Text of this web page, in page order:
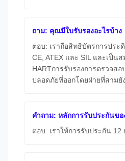
ถาม: คุณมีใบรับรองอะไรบ้าง
ตอบ: เราถือสิทธิบัตรการประ
CE, ATEX และ SIL และเป็น
HARTการรับรองการตรวจส
ปลอดภัยที่ออกโดยฝ่ายที่สามยั
คําถาม: หลักการรับประกันข
ตอบ: เราให้การรับประกัน 12